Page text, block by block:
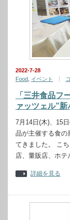
2022-7-28
Food イベント
「三井食品フ
ァッツェル”新
7月14日(木)、15
品が主催する食の
てきました。 こ
店、量販店、ホ
詳細を見る